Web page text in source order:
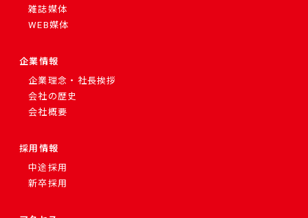
雑誌媒体
WEB媒体
企業情報
企業理念・社長挨拶
会社の歴史
会社概要
採用情報
中途採用
新卒採用